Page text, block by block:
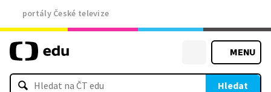
portály České televize
MENU
Hledat